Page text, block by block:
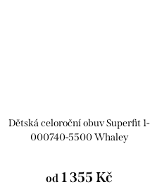
Dětská celoroční obuv Superfit 1-
000740-5500 Whaley
od1 355 Kč